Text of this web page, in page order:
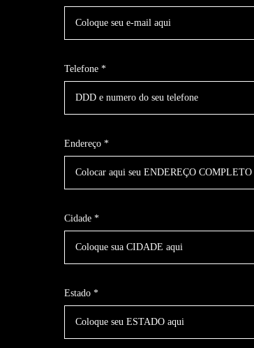
Telefone *
Endereço *
Cidade *
Estado *